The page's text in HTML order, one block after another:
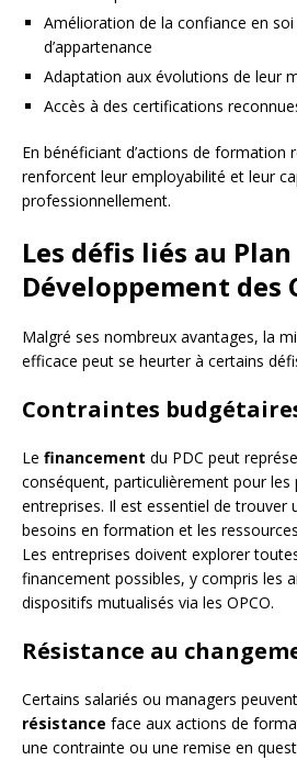
Amélioration de la confiance en
d’appartenance
Adaptation aux évolutions de leur
Accès à des certifications
En bénéficiant d’actions de formation
renforcent leur employabilité et leur
professionnellement.
Les défis liés au Plan
Développement des
Malgré ses nombreux avantages, la
efficace peut se heurter à certains
Contraintes
Le financement du PDC peut
conséquent, particulièrement pour
entreprises. Il est essentiel de trouver
besoins en formation et les
Les entreprises doivent explorer
financement possibles, y compris les
dispositifs mutualisés via les OPCO.
Résistance au
Certains salariés ou managers
résistance face aux actions de
une contrainte ou une remise en